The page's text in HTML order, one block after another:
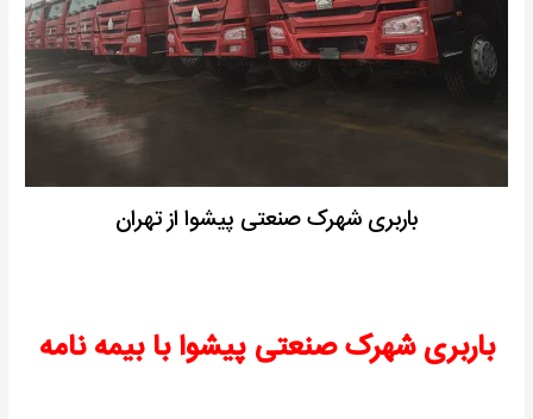
باربری شهرک صنعتی پیشوا از تهران
باربری شهرک صنعتی پیشوا با بیمه نامه